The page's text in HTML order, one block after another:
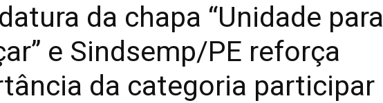
da chapa “Unidade para
e Sindsemp/PE reforça
da categoria participar